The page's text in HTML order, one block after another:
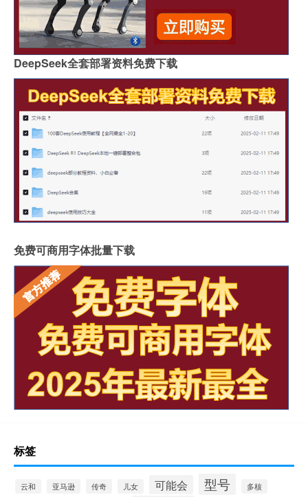
DeepSeek全套部署资料免费下载
免费可商用字体批量下载
标签
云和 亚马逊 传奇 儿女 可能会 型号 多核